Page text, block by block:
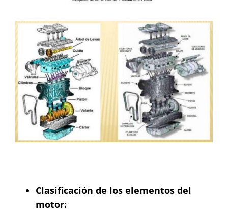
Clasificación de los elementos del
motor: